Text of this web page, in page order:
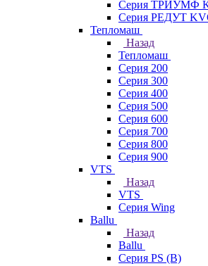
Серия ТРИУМФ
Серия РЕДУТ
Тепломаш
Назад
Тепломаш
Серия 200
Серия 300
Серия 400
Серия 500
Серия 600
Серия 700
Серия 800
Серия 900
VTS
Назад
VTS
Серия Wing
Ballu
Назад
Ballu
Серия PS (B)